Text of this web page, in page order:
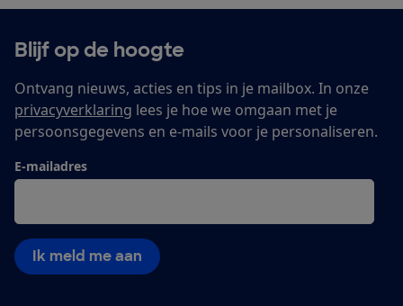
Blijf op de hoogte
Ontvang nieuws, acties en tips in je mailbox. In onze
privacyverklaring lees je hoe we omgaan met je
persoonsgegevens en e-mails voor je personaliseren.
E-mailadres
Ik meld me aan